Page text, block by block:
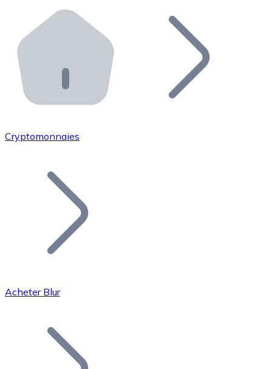
Distributeurs automatiques Bitnovo
Intégrez un ATM Bitnovo dans votre entreprise et
API Bitnovo
Intégrez notre API dans votre écosystème.
Rejoignez notre réseau de distributeurs et
Ajoutez le token de votre projet à notre service
Bitcoin
Cryptomonnaies
Acheter Blur